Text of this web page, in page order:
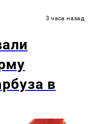
3 часа назад
в